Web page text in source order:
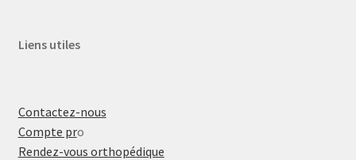
Liens utiles
Contactez-nous
Compte pro
Rendez-vous orthopédique